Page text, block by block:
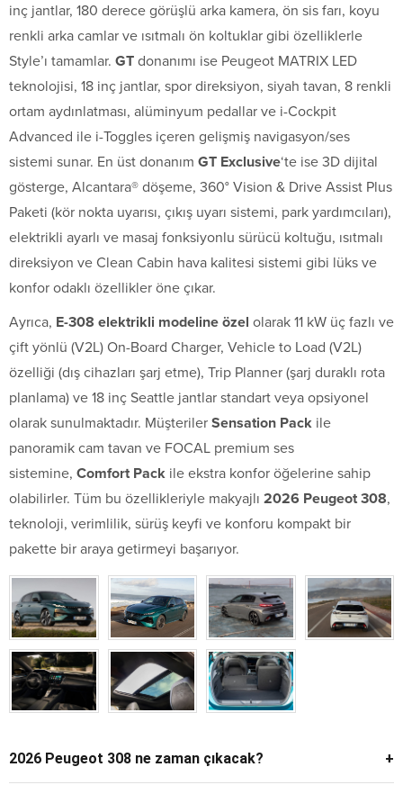
inç jantlar, 180 derece görüşlü arka kamera, ön sis farı, koyu
renkli arka camlar ve ısıtmalı ön koltuklar gibi özelliklerle
Style’ı tamamlar. GT donanımı ise Peugeot MATRIX LED
teknolojisi, 18 inç jantlar, spor direksiyon, siyah tavan, 8 renkli
ortam aydınlatması, alüminyum pedallar ve i-Cockpit
Advanced ile i-Toggles içeren gelişmiş navigasyon/ses
sistemi sunar. En üst donanım GT Exclusive‘te ise 3D dijital
gösterge, Alcantara® döşeme, 360° Vision & Drive Assist Plus
Paketi (kör nokta uyarısı, çıkış uyarı sistemi, park yardımcıları),
elektrikli ayarlı ve masaj fonksiyonlu sürücü koltuğu, ısıtmalı
direksiyon ve Clean Cabin hava kalitesi sistemi gibi lüks ve
konfor odaklı özellikler öne çıkar.
Ayrıca, E-308 elektrikli modeline özel olarak 11 kW üç fazlı ve
çift yönlü (V2L) On-Board Charger, Vehicle to Load (V2L)
özelliği (dış cihazları şarj etme), Trip Planner (şarj duraklı rota
planlama) ve 18 inç Seattle jantlar standart veya opsiyonel
olarak sunulmaktadır. Müşteriler Sensation Pack ile
panoramik cam tavan ve FOCAL premium ses
sistemine, Comfort Pack ile ekstra konfor öğelerine sahip
olabilirler. Tüm bu özellikleriyle makyajlı 2026 Peugeot 308,
teknoloji, verimlilik, sürüş keyfi ve konforu kompakt bir
pakette bir araya getirmeyi başarıyor.
2026 Peugeot 308 ne zaman çıkacak?
Makyajlı Peugeot 308'in 2026 yılının ikinci yarısında